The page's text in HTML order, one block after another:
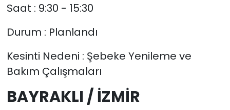
Saat : 9:30 - 15:30
Durum : Planlandı
Kesinti Nedeni : Şebeke Yenileme ve
Bakım Çalışmaları
BAYRAKLI / İZMİR